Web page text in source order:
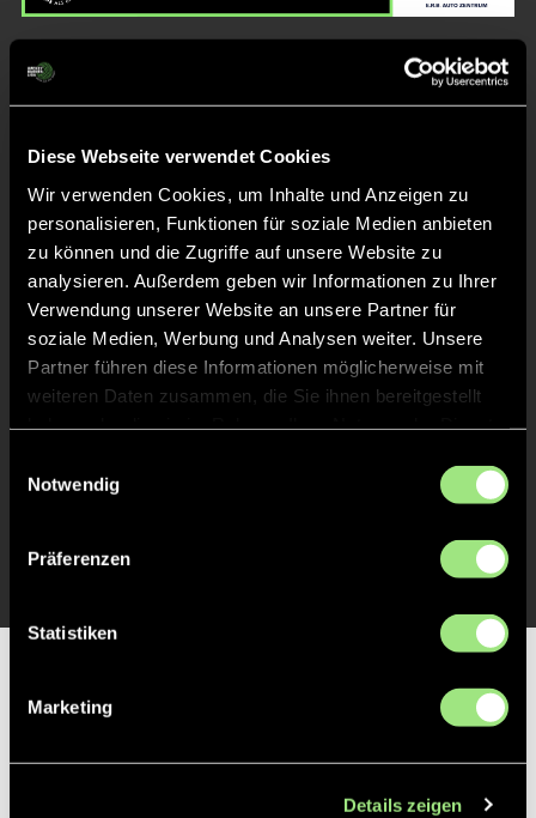
Diese Webseite verwendet Cookies
Wir verwenden Cookies, um Inhalte und Anzeigen zu
personalisieren, Funktionen für soziale Medien anbieten
zu können und die Zugriffe auf unsere Website zu
analysieren. Außerdem geben wir Informationen zu Ihrer
Verwendung unserer Website an unsere Partner für
soziale Medien, Werbung und Analysen weiter. Unsere
Partner führen diese Informationen möglicherweise mit
weiteren Daten zusammen, die Sie ihnen bereitgestellt
Notwendig
Präferenzen
Statistiken
Marketing
Details zeigen
Liveticker
Keine Daten verfügbar.